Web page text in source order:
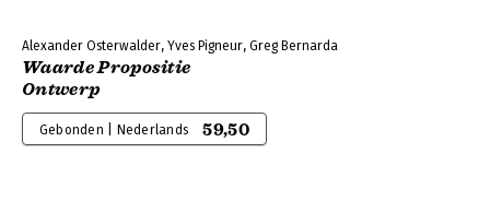
Alexander Osterwalder, Yves Pigneur, Greg Bernarda
Waarde Propositie
Ontwerp
Gebonden | Nederlands 59,50